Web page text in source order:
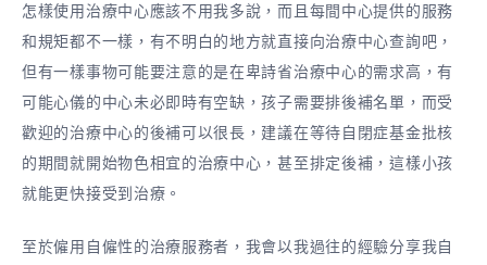
怎樣使用治療中心應該不用我多說，而且每間中心提供的服務
和規矩都不一樣，有不明白的地方就直接向治療中心查詢吧，
但有一樣事物可能要注意的是在卑詩省治療中心的需求高，有
可能心儀的中心未必即時有空缺，孩子需要排後補名單，而受
歡迎的治療中心的後補可以很長，建議在等待自閉症基金批核
的期間就開始物色相宜的治療中心，甚至排定後補，這樣小孩
就能更快接受到治療。
至於僱用自僱性的治療服務者，我會以我過往的經驗分享我自